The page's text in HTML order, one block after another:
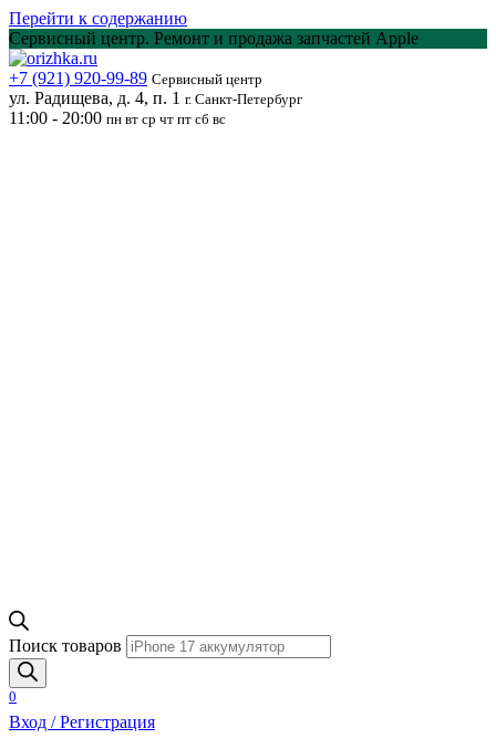
Перейти к содержанию
Сервисный центр. Ремонт и продажа запчастей Apple
+7 (921) 920-99-89 Сервисный центр
ул. Радищева, д. 4, п. 1 г. Санкт-Петербург
11:00 - 20:00 пн вт ср чт пт сб вс
Поиск товаров
0
Вход / Регистрация